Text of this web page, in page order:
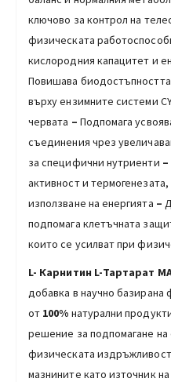
ключово за контрол на
физическата
кислородния капацитет и
Повишава
върху ензимните системи
червата – Подпомага
съединения чрез
за специфични нутриенти –
активност и
използване на енергията –
подпомага клетъчната
които се усилват при
L- Карнитин L-Тартарат
добавка в научно базирана
от 100% натурални
решение за подпомагане
физическата
мазнините като източник